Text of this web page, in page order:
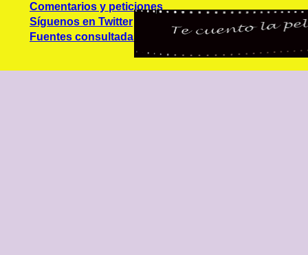
Comentarios y peticiones
Síguenos en Twitter
Fuentes consultadas